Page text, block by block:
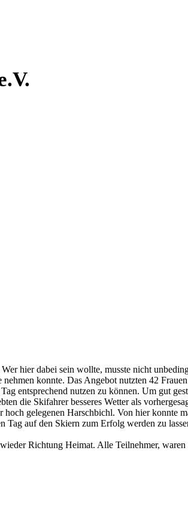
hier dabei sein wollte, musste nicht
konnte. Das Angebot nutzten 42
entsprechend nutzen zu können. Um gut
die Skifahrer besseres Wetter als
gelegenen Harschbichl. Von hier konnte
Tag auf den Skiern zum Erfolg werden zu
Richtung Heimat. Alle Teilnehmer,